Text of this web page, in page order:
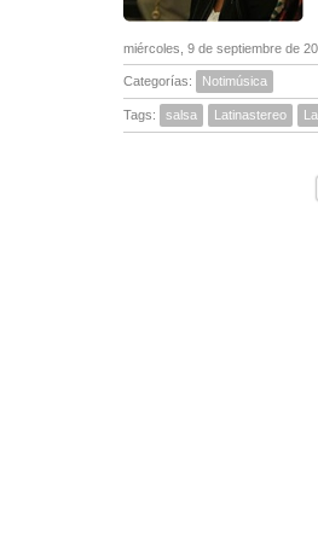
miércoles, 9 de septiembre de
Categorías: Notimúsica
Tags: salsa Latinastereo